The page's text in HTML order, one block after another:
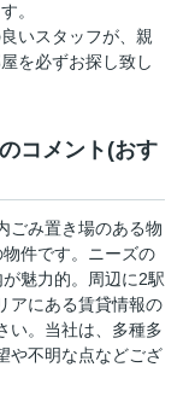
。
いスタッフが、親
を必ずお探し致し
コメント(おす
ごみ置き場のある物
件です。ニーズの
魅力的。周辺に2駅
アにある賃貸情報の
い。当社は、多種多
や不明な点などござ